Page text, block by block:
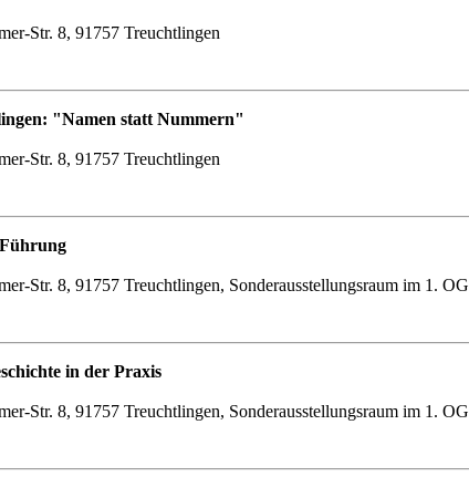
Str. 8, 91757 Treuchtlingen
"Namen statt Nummern"
Str. 8, 91757 Treuchtlingen
Str. 8, 91757 Treuchtlingen, Sonderausstellungsraum im 1. OG
in der Praxis
Str. 8, 91757 Treuchtlingen, Sonderausstellungsraum im 1. OG